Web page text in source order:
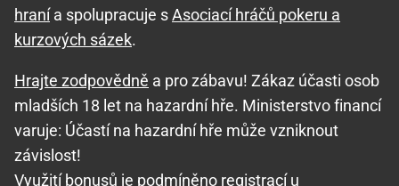
hranía spolupracuje sAsociací hráčů pokeru a
kurzových sázek.
Hrajte zodpovědně a pro zábavu! Zákaz účasti osob
mladších 18 let na hazardní hře. Ministerstvo financí
varuje: Účastí na hazardní hře může vzniknout
závislost!
Využití bonusů je podmíněno registrací u